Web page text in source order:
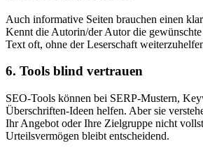
Auch informative Seiten brauchen einen
Kennt die Autorin/der Autor die
Text oft, ohne der Leserschaft
6. Tools blind vertrauen
SEO-Tools können bei SERP-Mustern,
Überschriften-Ideen helfen. Aber sie
Ihr Angebot oder Ihre Zielgruppe nicht
Urteilsvermögen bleibt entscheidend.